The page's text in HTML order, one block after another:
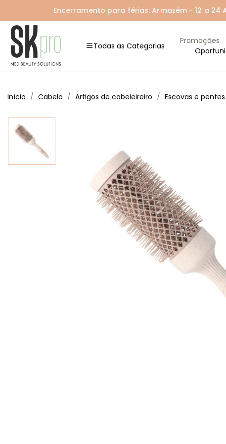
Encerramento para férias: Armazém - 12 a
Todas as Categorias
Promoções
Início Cabelo Artigos de cabeleireiro Escovas e pentes